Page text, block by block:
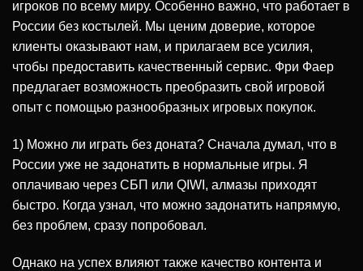
игроков по всему миру. Особенно важно, что работает в
России без костылей. Мы ценим доверие, которое
клиенты оказывают нам, и прилагаем все усилия,
чтобы предоставить качественный сервис. Фри Фаер
предлагает возможность преобразить свой игровой
опыт с помощью разнообразных игровых покупок.
1) Можно ли играть без доната? Сначала думал, что в
России уже не задонатить в нормальные игры. Я
оплачиваю через СБП или QIWI, алмазы приходят
быстро. Когда узнал, что можно задонатить напрямую,
без проблем, сразу попробовал.
Однако на успех влияют также качество контента и